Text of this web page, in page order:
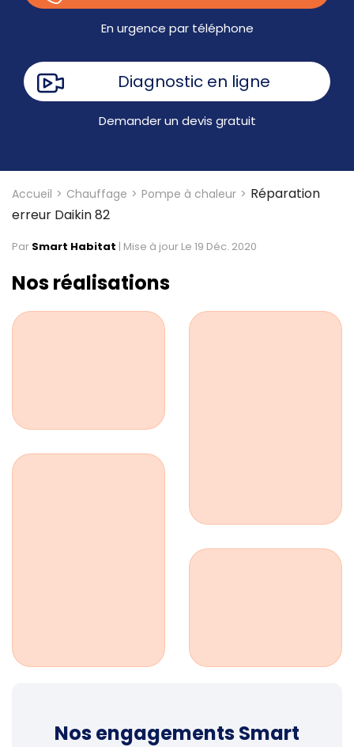
En urgence par téléphone
Diagnostic en ligne
Demander un devis gratuit
Accueil Chauffage Pompe à chaleur
Réparation
erreur Daikin 82
Par Smart Habitat | Mise à jour Le 19 Déc. 2020
Nos réalisations
Nos engagements Smart